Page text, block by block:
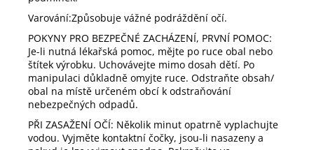
Varování:Způsobuje vážné podráždění očí.
POKYNY PRO BEZPEČNÉ ZACHÁZENÍ, PRVNÍ POMOC:
Je-li nutná lékařská pomoc, mějte po ruce obal nebo
štítek výrobku. Uchovávejte mimo dosah dětí. Po
manipulaci důkladně omyjte ruce. Odstraňte obsah/
obal na místě určeném obcí k odstraňování
nebezpečných odpadů.
PŘI ZASAŽENÍ OČÍ: Několik minut opatrně vyplachujte
vodou. Vyjměte kontaktní čočky, jsou-li nasazeny a